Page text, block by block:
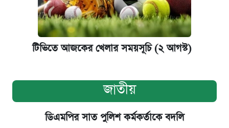
টিভিতে আজকের খেলার সময়সূচি (২ আগস্ট)
জাতীয়
ডিএমপির সাত পুলিশ কর্মকর্তাকে বদলি